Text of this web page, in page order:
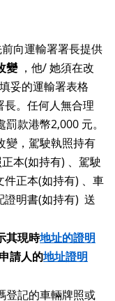
向運輸署署長提供
變，他/ 她須在改
妥的運輸署表格
長。任何人無合理
款港幣2,000 元。
變，駕駛執照持有
本(如持有) 、駕駛
正本(如持有) 、車
證明書(如持有) 送
其現時地址的證明
請人的地址證明
登記的車輛牌照或